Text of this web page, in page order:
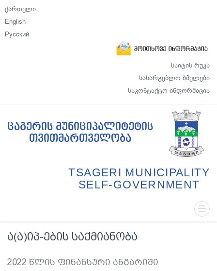
ქართული
English
Русский
საიტის რუკა
სასარგებლო ბმულები
საკონტაქტო ინფორმაცია
ცაგერის მუნიციპალიტეტის
თვითმართველობა
TSAGERI MUNICIPALITY
SELF-GOVERNMENT
ა(ა)იპ-ების საქმიანობა
2022 წლის ფინანსური ანგარიში